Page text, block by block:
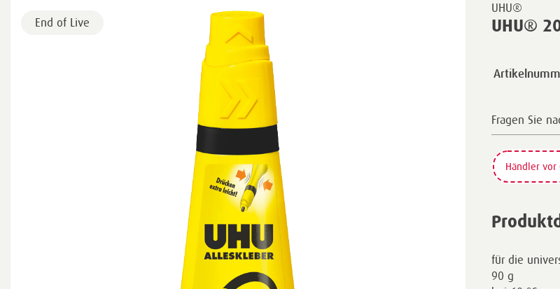
UHU®
UHU®
End of Live
Fragen Sie
Händler vor
für die
90 g